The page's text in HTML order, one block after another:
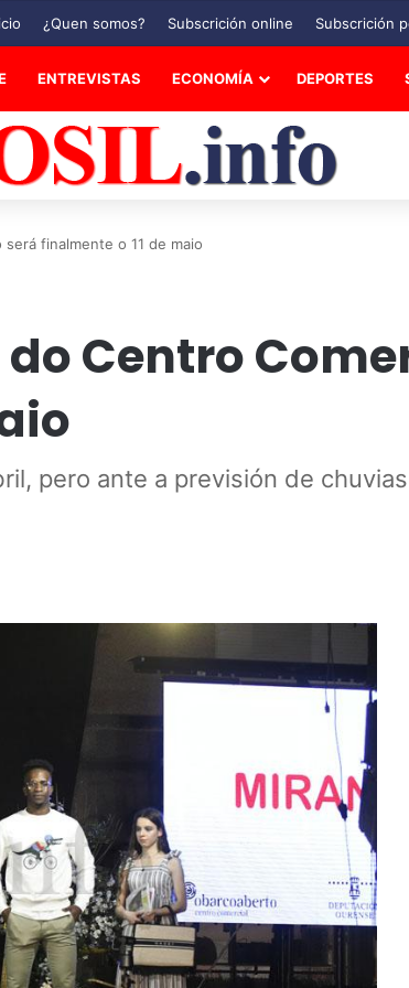
¿Quen somos? Subscrición online Subscrición
ENTREVISTAS ECONOMÍA DEPORTES
finalmente o 11 de maio
Centro
pero ante a previsión de